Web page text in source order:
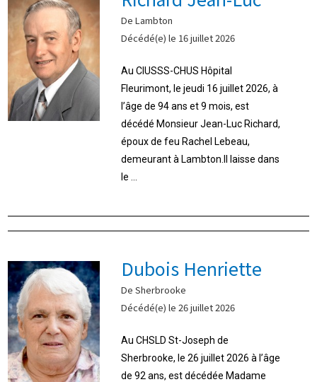
De Lambton
Décédé(e) le 16 juillet 2026
Au CIUSSS-CHUS Hôpital
Fleurimont, le jeudi 16 juillet 2026, à
l’âge de 94 ans et 9 mois, est
décédé Monsieur Jean-Luc Richard,
époux de feu Rachel Lebeau,
demeurant à Lambton.Il laisse dans
le ...
Dubois Henriette
De Sherbrooke
Décédé(e) le 26 juillet 2026
Au CHSLD St-Joseph de
Sherbrooke, le 26 juillet 2026 à l’âge
de 92 ans, est décédée Madame